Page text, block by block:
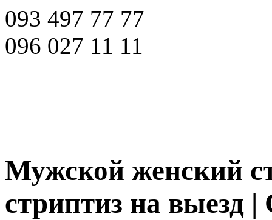
093 497 77 77
096 027 11 11
Мужской женский
стриптиз на выезд